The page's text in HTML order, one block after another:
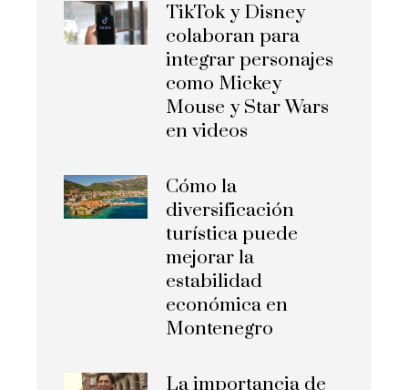
TikTok y Disney
colaboran para
integrar personajes
como Mickey
Mouse y Star Wars
en videos
Cómo la
diversificación
turística puede
mejorar la
estabilidad
económica en
Montenegro
La importancia de